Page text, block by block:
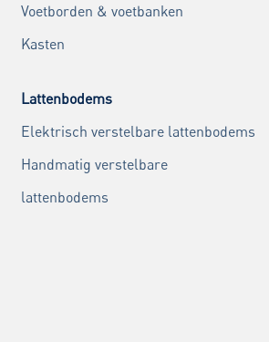
Voetborden & voetbanken
Kasten
Lattenbodems
Elektrisch verstelbare lattenbodems
Handmatig verstelbare
lattenbodems